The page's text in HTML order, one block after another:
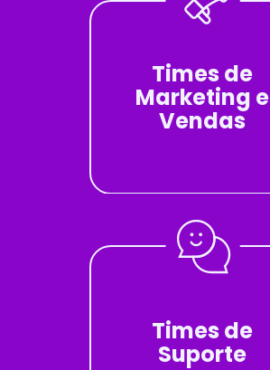
Times de
Marketing e
Vendas
Times de
Suporte